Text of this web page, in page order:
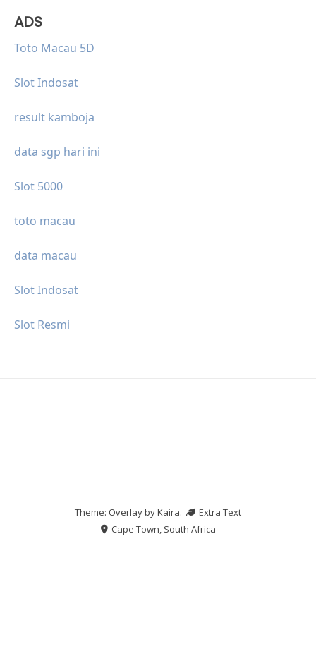
ADS
Toto Macau 5D
Slot Indosat
result kamboja
data sgp hari ini
Slot 5000
toto macau
data macau
Slot Indosat
Slot Resmi
Theme: Overlay byKaira.
Extra Text
Cape Town, South Africa